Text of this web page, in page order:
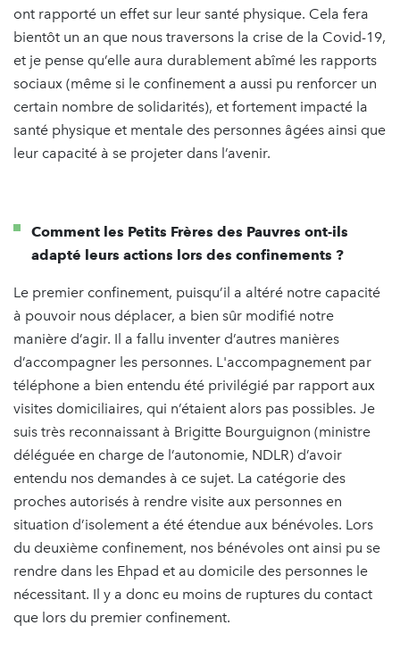
ont rapporté un effet sur leur santé physique. Cela fera
bientôt un an que nous traversons la crise de la Covid-19,
et je pense qu’elle aura durablement abîmé les rapports
sociaux (même si le confinement a aussi pu renforcer un
certain nombre de solidarités), et fortement impacté la
santé physique et mentale des personnes âgées ainsi que
leur capacité à se projeter dans l’avenir.
Comment les Petits Frères des Pauvres ont-ils
adapté leurs actions lors des confinements ?
Le premier confinement, puisqu’il a altéré notre capacité
à pouvoir nous déplacer, a bien sûr modifié notre
manière d’agir. Il a fallu inventer d’autres manières
d’accompagner les personnes. L'accompagnement par
téléphone a bien entendu été privilégié par rapport aux
visites domiciliaires, qui n’étaient alors pas possibles. Je
suis très reconnaissant à Brigitte Bourguignon (ministre
déléguée en charge de l’autonomie, NDLR) d’avoir
entendu nos demandes à ce sujet. La catégorie des
proches autorisés à rendre visite aux personnes en
situation d’isolement a été étendue aux bénévoles. Lors
du deuxième confinement, nos bénévoles ont ainsi pu se
rendre dans les Ehpad et au domicile des personnes le
nécessitant. Il y a donc eu moins de ruptures du contact
que lors du premier confinement.